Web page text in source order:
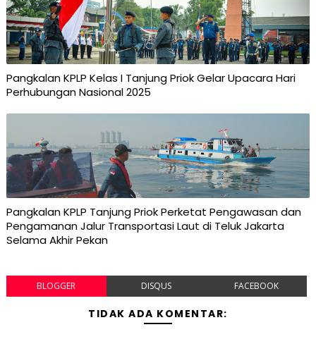
Pangkalan KPLP Kelas I Tanjung Priok Gelar Upacara Hari
Perhubungan Nasional 2025
Pangkalan KPLP Tanjung Priok Perketat Pengawasan dan
Pengamanan Jalur Transportasi Laut di Teluk Jakarta
Selama Akhir Pekan
BLOGGER DISQUS FACEBOOK
TIDAK ADA KOMENTAR: